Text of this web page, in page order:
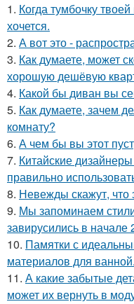
1. Когда тумбочку
хочется.
2. А вот это -
3. Как думаете, может
хорошую дешёвую
4. Какой бы диван вы
5. Как думаете, зачем
комнату?
6. А чем бы вы этот
7. Китайские
правильно
8. Невежды скажут, что
9. Мы запоминаем
завирусились в начале
10. Памятки с
материалов для ванной.
11. А какие забытые
может их вернуть в